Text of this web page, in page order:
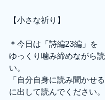
【小さな祈り】
＊今日は「詩編23編」を
ゆっくり噛み締めながら
い。
「自分自身に読み聞かせ
に出して読んでください。